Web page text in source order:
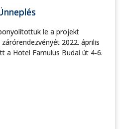
le a projekt
2022. április
a Hotel Famulus Budai út 4-6.